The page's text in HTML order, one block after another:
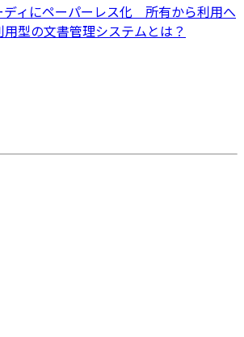
ディにペーパーレス化 所有から利用へ
型の文書管理システムとは？